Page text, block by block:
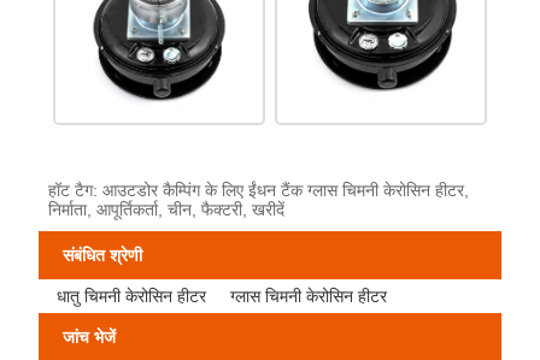
हॉट टैग: आउटडोर कैम्पिंग के लिए ईंधन टैंक ग्लास चिमनी केरोसिन हीटर,
निर्माता, आपूर्तिकर्ता, चीन, फैक्टरी, खरीदें
संबंधित श्रेणी
धातु चिमनी केरोसिन हीटर ग्लास चिमनी केरोसिन हीटर
जांच भेजें